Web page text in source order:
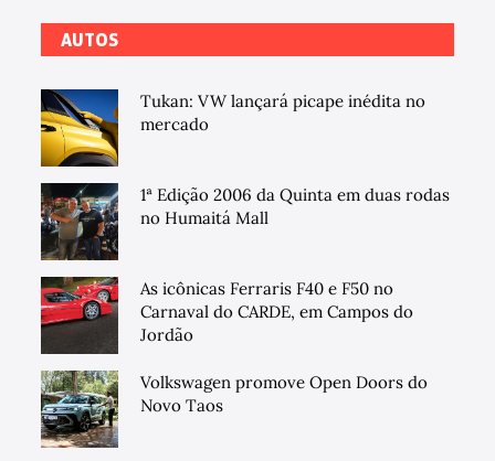
AUTOS
Tukan: VW lançará picape inédita no
mercado
1ª Edição 2006 da Quinta em duas rodas
no Humaitá Mall
As icônicas Ferraris F40 e F50 no
Carnaval do CARDE, em Campos do
Jordão
Volkswagen promove Open Doors do
Novo Taos